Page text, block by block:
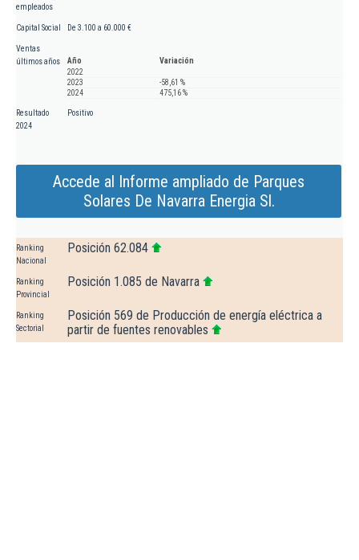
empleados
Capital Social De 3.100 a 60.000 €
Ventas
últimos años
Año
Variación
2022
2023
-58,61 %
2024
475,16 %
Resultado
2024
Positivo
Accede al Informe ampliado de Parques
Solares De Navarra Energia Sl.
Ranking
Nacional
Posición 62.084
Ranking
Provincial
Posición 1.085 de Navarra
Ranking
Sectorial
Posición 569 de Producción de energía eléctrica a
partir de fuentes renovables